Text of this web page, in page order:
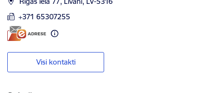
+371 65307255
Visi kontakti